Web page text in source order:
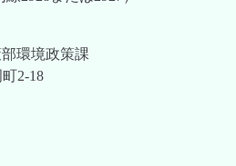
環境政策課
2-18